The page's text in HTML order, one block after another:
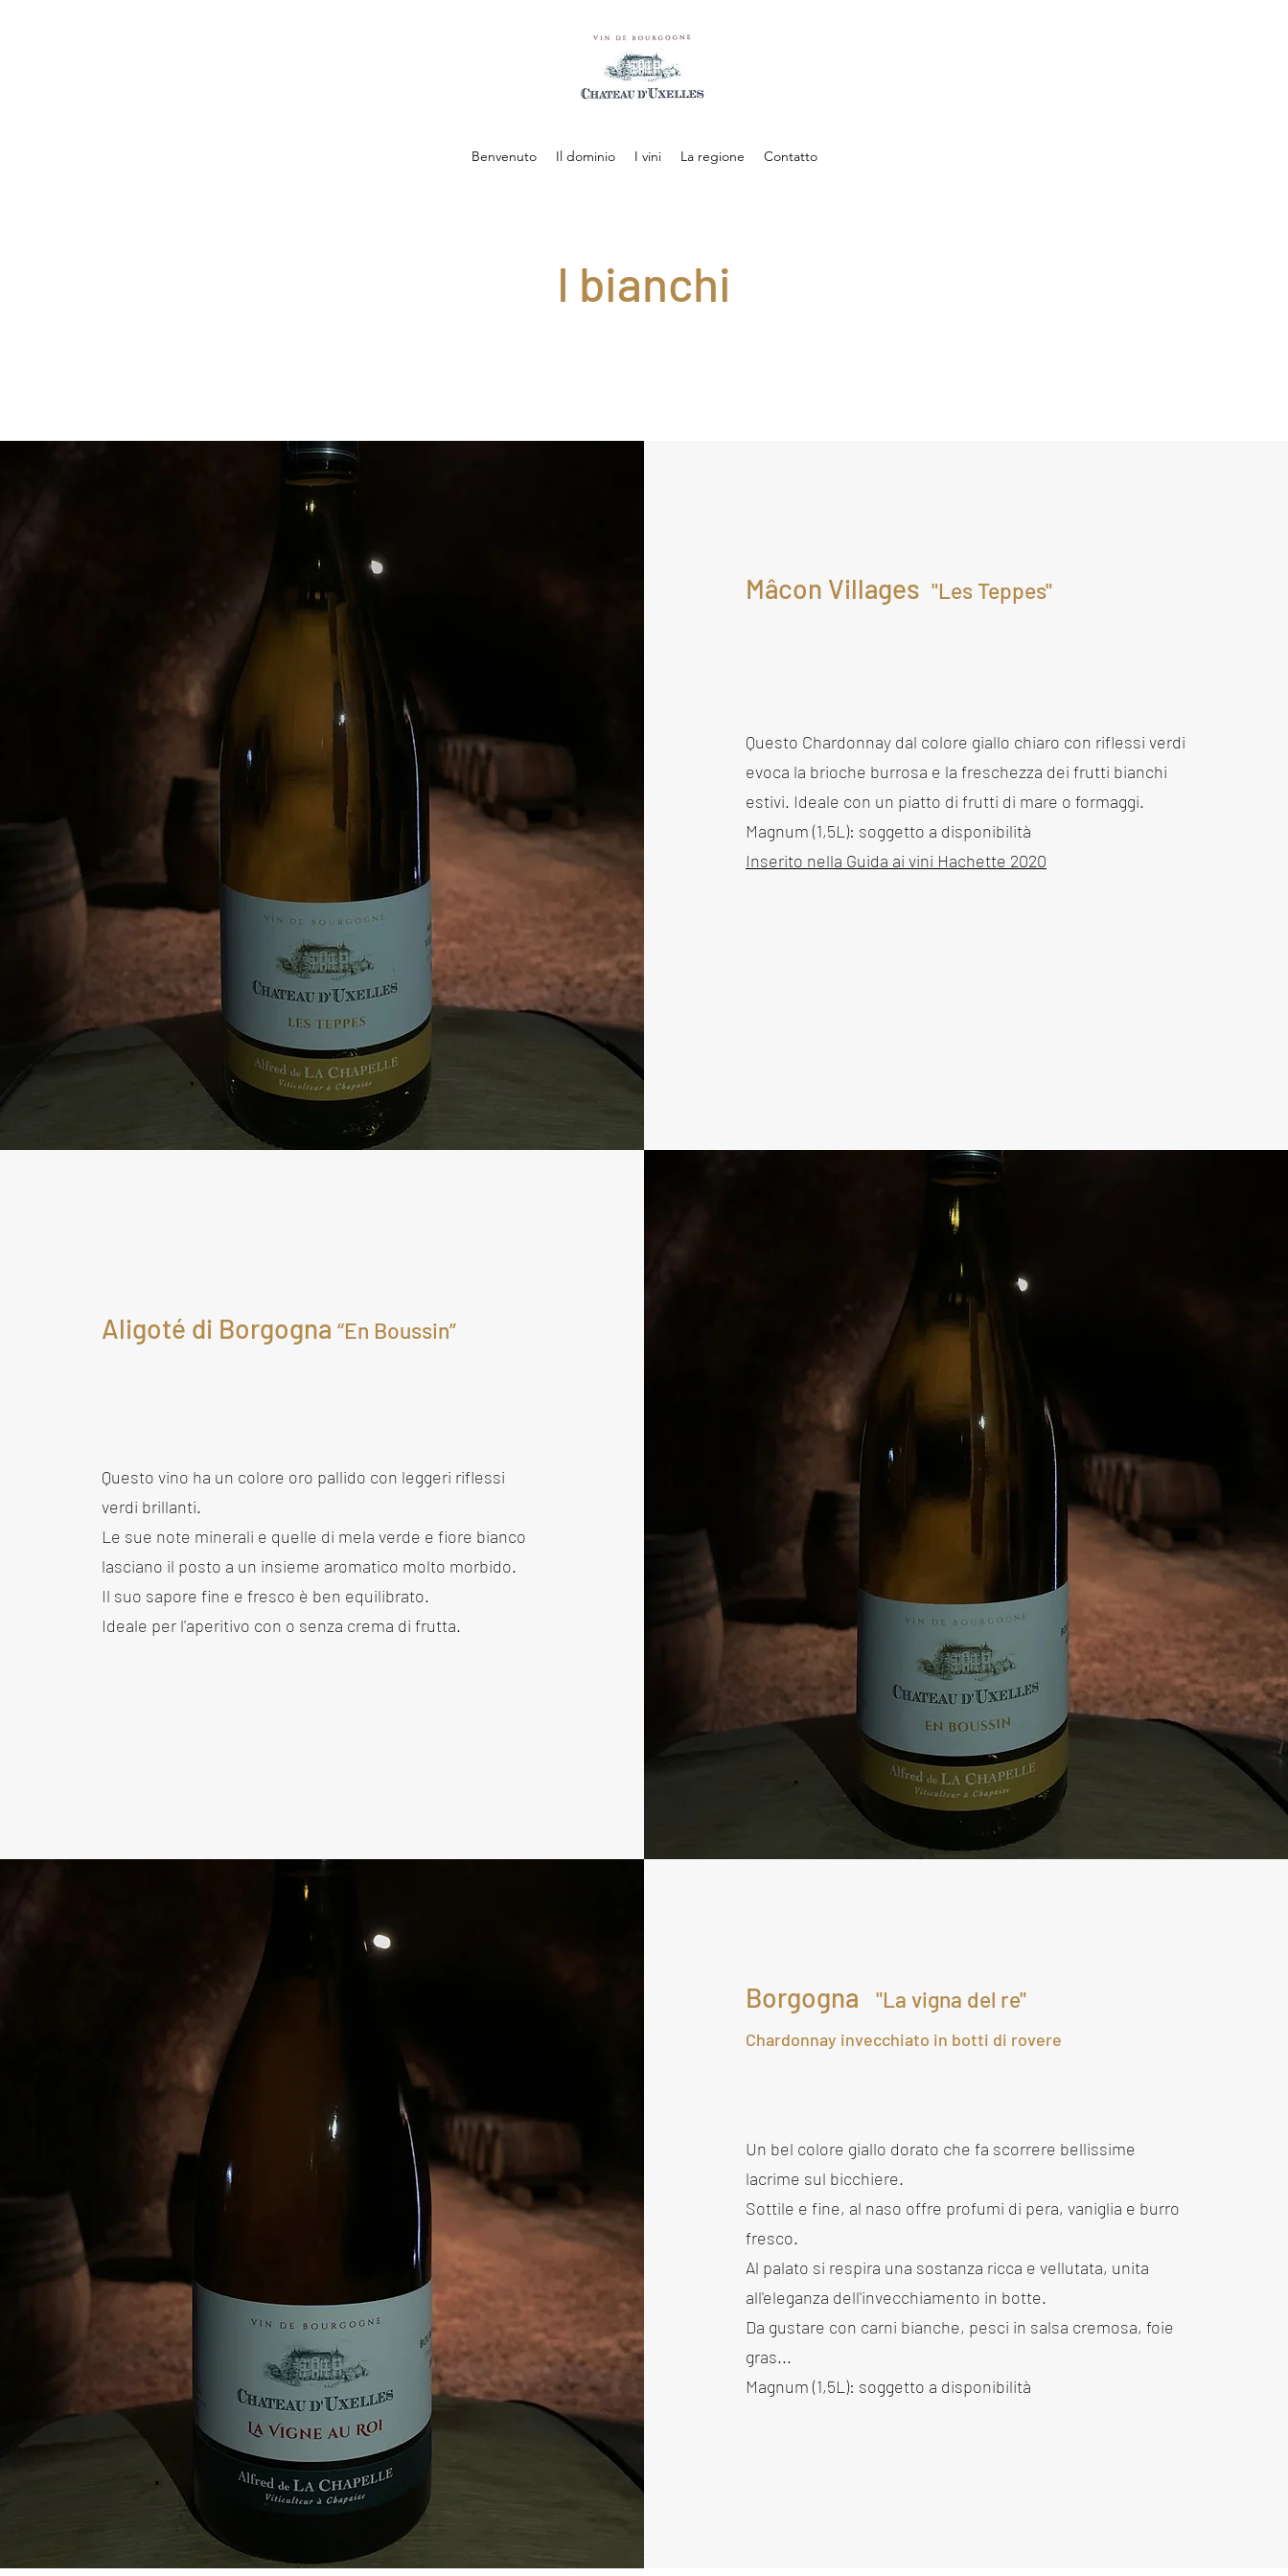
Benvenuto Il dominio I vini La regione Contatto
I bianchi
Mâcon Villages "Les Teppes"
Questo Chardonnay dal colore giallo chiaro con riflessi verdi
evoca la brioche burrosa e la freschezza dei frutti bianchi
estivi. Ideale con un piatto di frutti di mare o formaggi.
Magnum (1,5L): soggetto a disponibilità
Inserito nella Guida ai vini Hachette 2020
Aligoté di Borgogna “En Boussin”
Questo vino ha un colore oro pallido con leggeri riflessi
verdi brillanti.
Le sue note minerali e quelle di mela verde e fiore bianco
lasciano il posto a un insieme aromatico molto morbido.
Il suo sapore fine e fresco è ben equilibrato.
Ideale per l'aperitivo con o senza crema di frutta.
Borgogna "La vigna del re"
Chardonnay invecchiato in botti di rovere
Un bel colore giallo dorato che fa scorrere bellissime
lacrime sul bicchiere.
Sottile e fine, al naso offre profumi di pera, vaniglia e burro
fresco.
Al palato si respira una sostanza ricca e vellutata, unita
all'eleganza dell'invecchiamento in botte.
Da gustare con carni bianche, pesci in salsa cremosa, foie
gras...
Magnum (1,5L): soggetto a disponibilità